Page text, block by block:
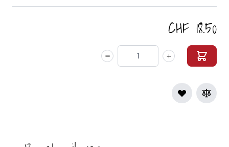
CHF 18.50
Menge